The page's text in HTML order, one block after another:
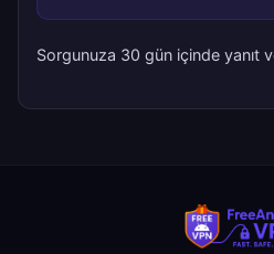
Sorgunuza 30 gün içinde yanıt